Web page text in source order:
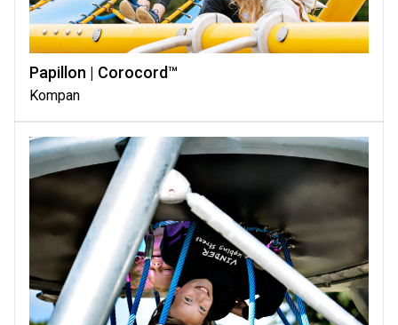
Papillon | Corocord™
Kompan